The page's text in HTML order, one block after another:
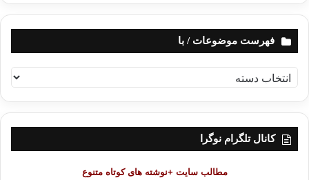
فهرست موضوعات / با
ه
ر
کانال تلگرام نوگرا
مطالب سایت +نوشته های کوتاه متنوع